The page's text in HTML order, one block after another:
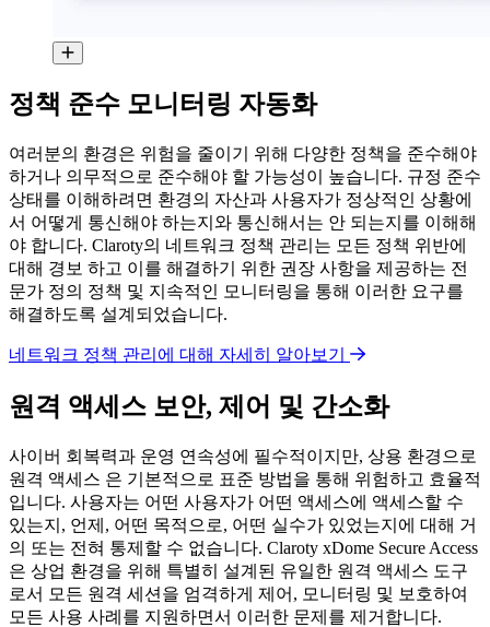
정책 준수 모니터링 자동화
여러분의 환경은 위험을 줄이기 위해 다양한 정책을 준수해야
하거나 의무적으로 준수해야 할 가능성이 높습니다. 규정 준수
상태를 이해하려면 환경의 자산과 사용자가 정상적인 상황에
서 어떻게 통신해야 하는지와 통신해서는 안 되는지를 이해해
야 합니다. Claroty의 네트워크 정책 관리는 모든 정책 위반에
대해 경보 하고 이를 해결하기 위한 권장 사항을 제공하는 전
문가 정의 정책 및 지속적인 모니터링을 통해 이러한 요구를
해결하도록 설계되었습니다.
네트워크 정책 관리에 대해 자세히 알아보기
원격 액세스 보안, 제어 및 간소화
사이버 회복력과 운영 연속성에 필수적이지만, 상용 환경으로
원격 액세스 은 기본적으로 표준 방법을 통해 위험하고 효율적
입니다. 사용자는 어떤 사용자가 어떤 액세스에 액세스할 수
있는지, 언제, 어떤 목적으로, 어떤 실수가 있었는지에 대해 거
의 또는 전혀 통제할 수 없습니다. Claroty xDome Secure Access
은 상업 환경을 위해 특별히 설계된 유일한 원격 액세스 도구
로서 모든 원격 세션을 엄격하게 제어, 모니터링 및 보호하여
모든 사용 사례를 지원하면서 이러한 문제를 제거합니다.